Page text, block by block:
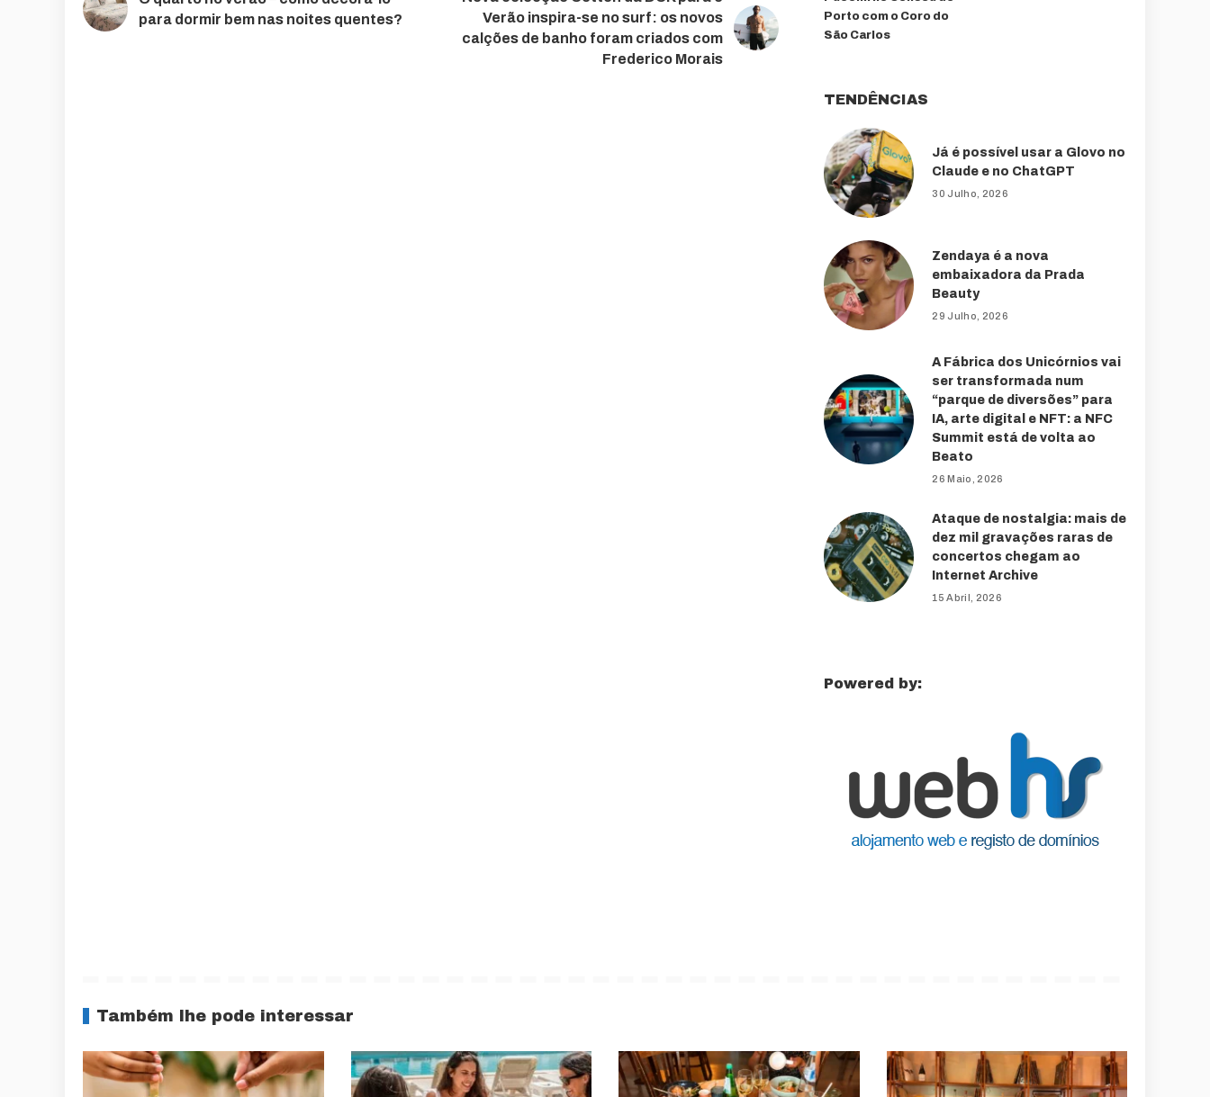
para dormir bem nas noites quentes?
Verão inspira-se no surf: os novos
calções de banho foram criados com
Frederico Morais
Porto com o Coro do
São Carlos
TENDÊNCIAS
Já é possível usar a Glovo no
Claude e no ChatGPT
30 Julho, 2026
Zendaya é a nova
embaixadora da Prada
Beauty
29 Julho, 2026
A Fábrica dos Unicórnios vai
ser transformada num
“parque de diversões” para
IA, arte digital e NFT: a NFC
Summit está de volta ao
Beato
26 Maio, 2026
Ataque de nostalgia: mais de
dez mil gravações raras de
concertos chegam ao
Internet Archive
15 Abril, 2026
Powered by:
Também lhe pode interessar